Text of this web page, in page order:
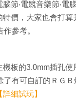
節‧電競音樂節‧電
價，大家也會打
參考。
機板的3.0mm插孔
了有可自訂的ＲＧ
詳細試玩】